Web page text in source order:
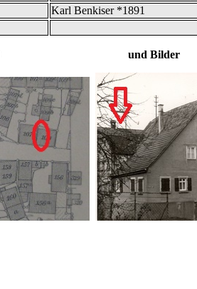
Karl Benkiser *1891
und Bilder